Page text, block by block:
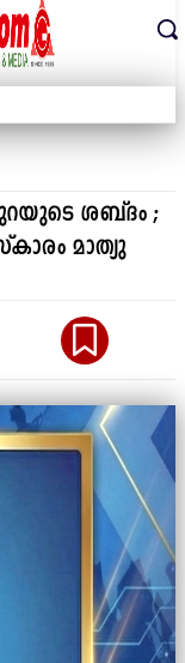
ശബ്ദം ;
മാത്യു